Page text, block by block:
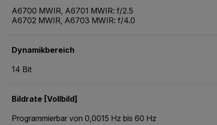
A6700 MWIR, A6701 MWIR: f/2.5
A6702 MWIR, A6703 MWIR: f/4.0
Dynamikbereich
14 Bit
Bildrate [Vollbild]
Programmierbar von 0,0015 Hz bis 60 Hz